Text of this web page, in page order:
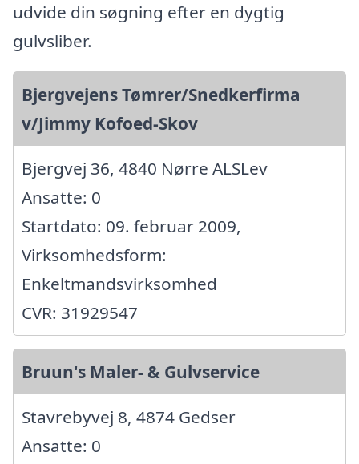
udvide din søgning efter en dygtig
gulvsliber.
Bjergvejens Tømrer/Snedkerfirma
v/Jimmy Kofoed-Skov
Bjergvej 36, 4840 Nørre ALSLev
Ansatte: 0
Startdato: 09. februar 2009,
Virksomhedsform:
Enkeltmandsvirksomhed
CVR: 31929547
Bruun's Maler- & Gulvservice
Stavrebyvej 8, 4874 Gedser
Ansatte: 0